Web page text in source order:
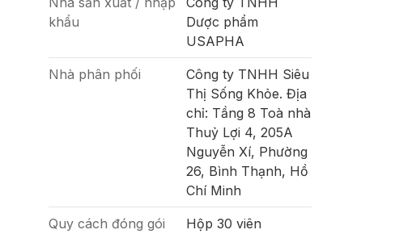
khẩu
Dược phẩm
USAPHA
Nhà phân phối
Công ty TNHH Siêu
Thị Sống Khỏe. Địa
chỉ: Tầng 8 Toà nhà
Thuỷ Lợi 4, 205A
Nguyễn Xí, Phường
26, Bình Thạnh, Hồ
Chí Minh
Quy cách đóng gói Hộp 30 viên